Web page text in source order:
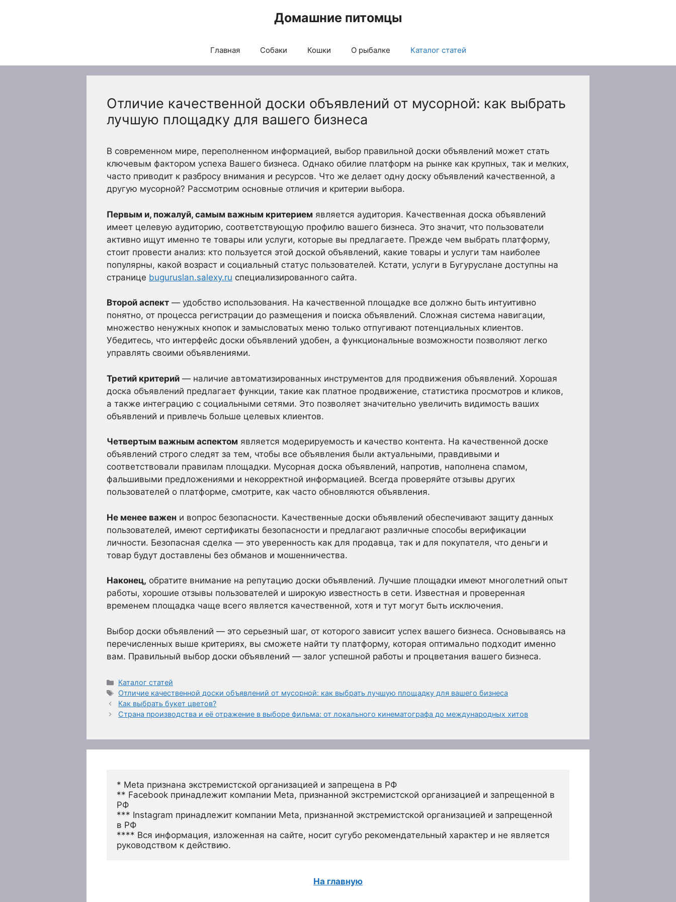
Домашние питомцы
Главная Собаки Кошки О рыбалке Каталог статей
Отличие качественной доски объявлений от мусорной: как выбрать
лучшую площадку для вашего бизнеса
В современном мире, переполненном информацией, выбор правильной доски объявлений может стать
ключевым фактором успеха Вашего бизнеса. Однако обилие платформ на рынке как крупных, так и мелких,
часто приводит к разбросу внимания и ресурсов. Что же делает одну доску объявлений качественной, а
другую мусорной? Рассмотрим основные отличия и критерии выбора.
Первым и, пожалуй, самым важным критерием является аудитория. Качественная доска объявлений
имеет целевую аудиторию, соответствующую профилю вашего бизнеса. Это значит, что пользователи
активно ищут именно те товары или услуги, которые вы предлагаете. Прежде чем выбрать платформу,
стоит провести анализ: кто пользуется этой доской объявлений, какие товары и услуги там наиболее
популярны, какой возраст и социальный статус пользователей. Кстати, услуги в Бугуруслане доступны на
странице buguruslan.salexy.ru специализированного сайта.
Второй аспект — удобство использования. На качественной площадке все должно быть интуитивно
понятно, от процесса регистрации до размещения и поиска объявлений. Сложная система навигации,
множество ненужных кнопок и замысловатых меню только отпугивают потенциальных клиентов.
Убедитесь, что интерфейс доски объявлений удобен, а функциональные возможности позволяют легко
управлять своими объявлениями.
Третий критерий — наличие автоматизированных инструментов для продвижения объявлений. Хорошая
доска объявлений предлагает функции, такие как платное продвижение, статистика просмотров и кликов,
а также интеграцию с социальными сетями. Это позволяет значительно увеличить видимость ваших
объявлений и привлечь больше целевых клиентов.
Четвертым важным аспектом является модерируемость и качество контента. На качественной доске
объявлений строго следят за тем, чтобы все объявления были актуальными, правдивыми и
соответствовали правилам площадки. Мусорная доска объявлений, напротив, наполнена спамом,
фальшивыми предложениями и некорректной информацией. Всегда проверяйте отзывы других
пользователей о платформе, смотрите, как часто обновляются объявления.
Не менее важен и вопрос безопасности. Качественные доски объявлений обеспечивают защиту данных
пользователей, имеют сертификаты безопасности и предлагают различные способы верификации
личности. Безопасная сделка — это уверенность как для продавца, так и для покупателя, что деньги и
товар будут доставлены без обманов и мошенничества.
Наконец, обратите внимание на репутацию доски объявлений. Лучшие площадки имеют многолетний опыт
работы, хорошие отзывы пользователей и широкую известность в сети. Известная и проверенная
временем площадка чаще всего является качественной, хотя и тут могут быть исключения.
Выбор доски объявлений — это серьезный шаг, от которого зависит успех вашего бизнеса. Основываясь на
перечисленных выше критериях, вы сможете найти ту платформу, которая оптимально подходит именно
вам. Правильный выбор доски объявлений — залог успешной работы и процветания вашего бизнеса.
Рубрики
Каталог статей
Метки
Отличие качественной доски объявлений от мусорной: как выбрать лучшую площадку для вашего бизнеса
Как выбрать букет цветов?
Страна производства и её отражение в выборе фильма: от локального кинематографа до международных хитов
* Meta признана экстремистской организацией и запрещена в РФ
** Facebook принадлежит компании Meta, признанной экстремистской организацией и запрещенной в
РФ
*** Instagram принадлежит компании Meta, признанной экстремистской организацией и запрещенной
в РФ
**** Вся информация, изложенная на сайте, носит сугубо рекомендательный характер и не является
руководством к действию.
На главную